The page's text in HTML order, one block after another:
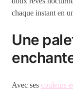
chaque instant en
Une
Avec ses couleurs